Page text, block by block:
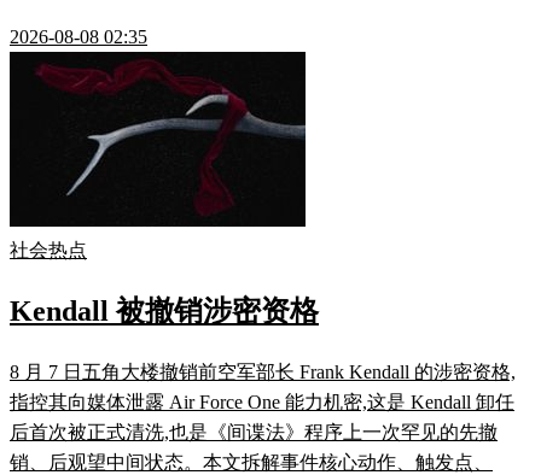
2026-08-08 02:35
社会热点
Kendall 被撤销涉密资格
8 月 7 日五角大楼撤销前空军部长 Frank Kendall 的涉密资格,
指控其向媒体泄露 Air Force One 能力机密,这是 Kendall 卸任
后首次被正式清洗,也是《间谍法》程序上一次罕见的先撤
销、后观望中间状态。本文拆解事件核心动作、触发点、